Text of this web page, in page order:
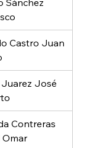
Sánchez
Castro Juan
José
Contreras